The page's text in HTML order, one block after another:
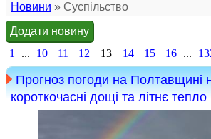
Новини » Суспільство
Додати новину
1
... 10 11 12 13 14 15 16 ...
Прогноз погоди на Полтавщині
короткочасні дощі та літнє тепло